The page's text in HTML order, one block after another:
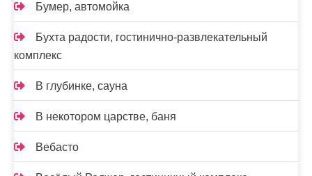
Бумер, автомойка
Бухта радости, гостинично-развлекательный
комплекс
В глубинке, сауна
В некотором царстве, баня
Вебасто